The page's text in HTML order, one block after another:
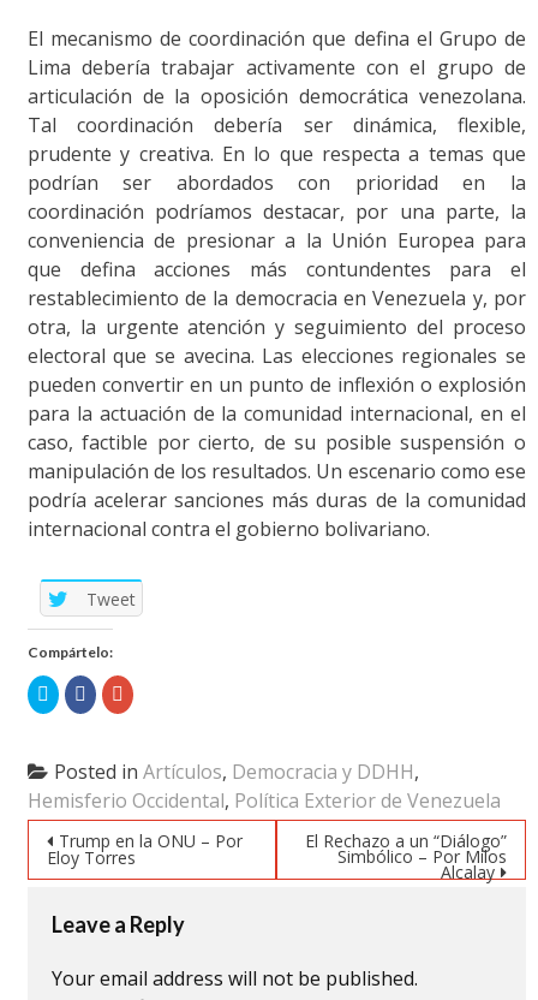
El mecanismo de coordinación que defina el Grupo de
Lima debería trabajar activamente con el grupo de
articulación de la oposición democrática venezolana.
Tal coordinación debería ser dinámica, flexible,
prudente y creativa. En lo que respecta a temas que
podrían ser abordados con prioridad en la
coordinación podríamos destacar, por una parte, la
conveniencia de presionar a la Unión Europea para
que defina acciones más contundentes para el
restablecimiento de la democracia en Venezuela y, por
otra, la urgente atención y seguimiento del proceso
electoral que se avecina. Las elecciones regionales se
pueden convertir en un punto de inflexión o explosión
para la actuación de la comunidad internacional, en el
caso, factible por cierto, de su posible suspensión o
manipulación de los resultados. Un escenario como ese
podría acelerar sanciones más duras de la comunidad
internacional contra el gobierno bolivariano.
Tweet
Compártelo:
Click
to
share
(Opens
in
new
window)
Click
to
share
(Opens
in
new
window)
Click
to
(Opens
in
new
window)
Posted in Artículos, Democracia y DDHH,
Hemisferio Occidental, Política Exterior de Venezuela
Post navigation
Trump en la ONU – Por
Eloy Torres
El Rechazo a un “Diálogo”
Simbólico – Por Milos
Alcalay
Leave a Reply
Your email address will not be published.